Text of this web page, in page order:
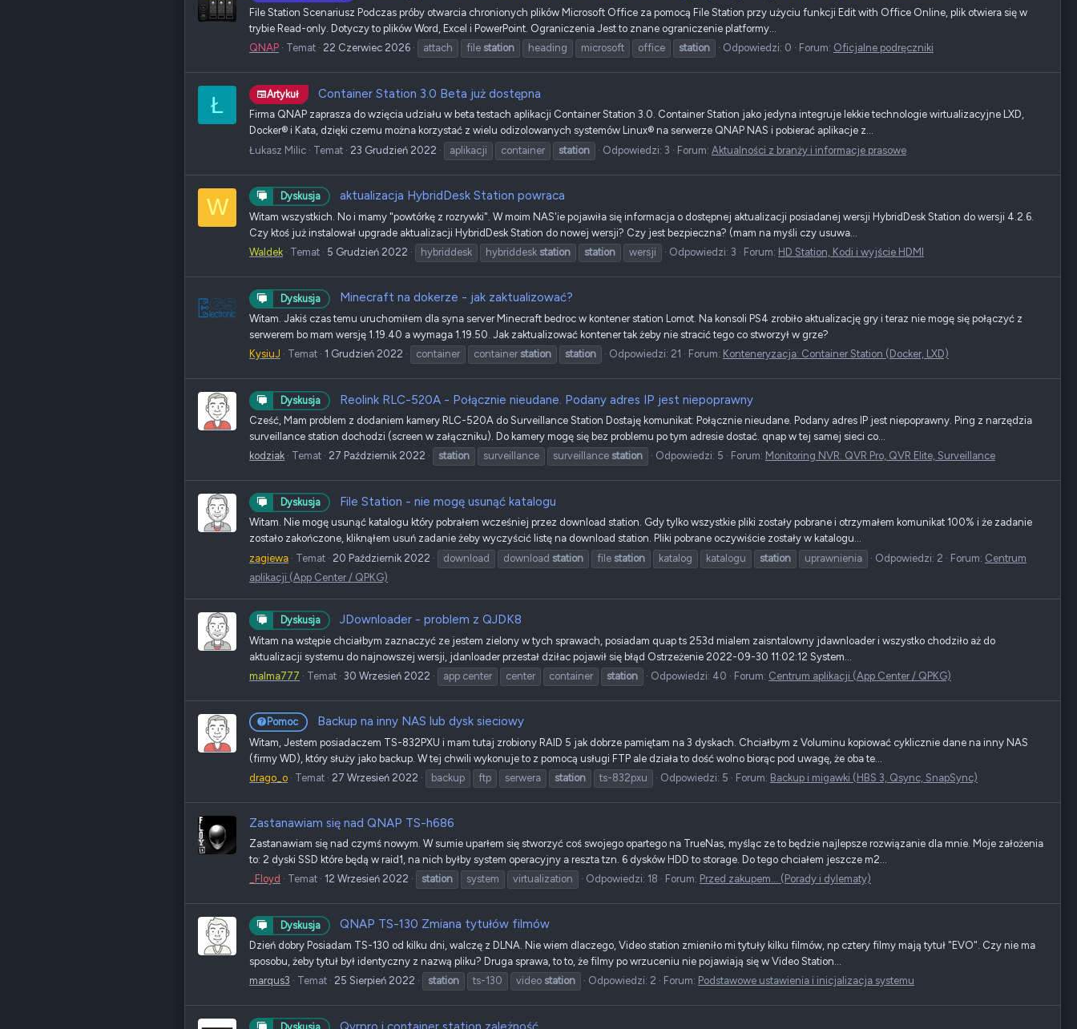
File Station Scenariusz Podczas próby otwarcia chronionych plików Microsoft Office za pomocą File Station przy użyciu funkcji Edit with Office Online, plik otwiera się w
trybie Read-only. Dotyczy to plików Word, Excel i PowerPoint. Ograniczenia Jest to znane ograniczenie platformy...
QNAP
Temat 22 Czerwiec 2026 attach file station heading microsoft office station Odpowiedzi: 0 Forum: Oficjalne podręczniki
Ł Artykuł Container Station 3.0 Beta już dostępna
Firma QNAP zaprasza do wzięcia udziału w beta testach aplikacji Container Station 3.0. Container Station jako jedyna integruje lekkie technologie wirtualizacyjne LXD,
Docker® i Kata, dzięki czemu można korzystać z wielu odizolowanych systemów Linux® na serwerze QNAP NAS i pobierać aplikacje z...
Łukasz Milic
Temat 23 Grudzień 2022 aplikacji container station Odpowiedzi: 3 Forum: Aktualności z branży i informacje prasowe
W Dyskusja aktualizacja HybridDesk Station powraca
Witam wszystkich. No i mamy "powtórkę z rozrywki". W moim NAS'ie pojawiła się informacja o dostępnej aktualizacji posiadanej wersji HybridDesk Station do wersji 4.2.6.
Czy ktoś już instalował upgrade aktualizacji HybridDesk Station do nowej wersji? Czy jest bezpieczna? (mam na myśli czy usuwa...
Waldek
Temat 5 Grudzień 2022 hybriddesk hybriddesk station station wersji Odpowiedzi: 3 Forum: HD Station, Kodi i wyjście HDMI
Dyskusja Minecraft na dokerze - jak zaktualizować?
Witam. Jakiś czas temu uruchomiłem dla syna server Minecraft bedroc w kontener station Lomot. Na konsoli PS4 zrobiło aktualizację gry i teraz nie mogę się połączyć z
serwerem bo mam wersję 1.19.40 a wymaga 1.19.50. Jak zaktualizować kontener tak żeby nie stracić tego co stworzył w grze?
KysiuJ
Temat 1 Grudzień 2022 container container station station Odpowiedzi: 21 Forum: Konteneryzacja: Container Station (Docker, LXD)
Dyskusja Reolink RLC-520A - Połącznie nieudane. Podany adres IP jest niepoprawny
Cześć, Mam problem z dodaniem kamery RLC-520A do Surveillance Station Dostaję komunikat: Połącznie nieudane. Podany adres IP jest niepoprawny. Ping z narzędzia
surveillance station dochodzi (screen w załączniku). Do kamery mogę się bez problemu po tym adresie dostać. qnap w tej samej sieci co...
kodziak
Temat 27 Październik 2022 station surveillance surveillance station Odpowiedzi: 5 Forum: Monitoring NVR: QVR Pro, QVR Elite, Surveillance
Dyskusja File Station - nie mogę usunąć katalogu
Witam. Nie mogę usunąć katalogu który pobrałem wcześniej przez download station. Gdy tylko wszystkie pliki zostały pobrane i otrzymałem komunikat 100% i że zadanie
zostało zakończone, kliknąłem usuń zadanie żeby wyczyścić listę na download station. Pliki pobrane oczywiście zostały w katalogu...
zagiewa
Temat 20 Październik 2022 download download station file station katalog katalogu station uprawnienia Odpowiedzi: 2 Forum: Centrum
aplikacji (App Center / QPKG)
Dyskusja JDownloader - problem z QJDK8
Witam na wstępie chciałbym zaznaczyć ze jestem zielony w tych sprawach, posiadam quap ts 253d mialem zaisntalowny jdawnloader i wszystko chodziło aż do
aktualizacji systemu do najnowszej wersji, jdanloader przestał dziłac pojawił się błąd Ostrzeżenie 2022-09-30 11:02:12 System...
malma777
Temat 30 Wrzesień 2022 app center center container station Odpowiedzi: 40 Forum: Centrum aplikacji (App Center / QPKG)
Pomoc Backup na inny NAS lub dysk sieciowy
Witam, Jestem posiadaczem TS-832PXU i mam tutaj zrobiony RAID 5 jak dobrze pamiętam na 3 dyskach. Chciałbym z Voluminu kopiować cyklicznie dane na inny NAS
(firmy WD), który służy jako backup. W tej chwili wykonuje to z pomocą usługi FTP ale działa to dość wolno biorąc pod uwagę, że oba te...
drago_o
Temat 27 Wrzesień 2022 backup ftp serwera station ts-832pxu Odpowiedzi: 5 Forum: Backup i migawki (HBS 3, Qsync, SnapSync)
Zastanawiam się nad QNAP TS-h686
Zastanawiam się nad czymś nowym. W sumie uparłem się stworzyć coś swojego opartego na TrueNas, myśląc ze to będzie najlepsze rozwiązanie dla mnie. Moje założenia
to: 2 dyski SSD które będą w raid1, na nich byłby system operacyjny a reszta tzn. 6 dysków HDD to storage. Do tego chciałem jeszcze m2...
_Floyd
Temat 12 Wrzesień 2022 station system virtualization Odpowiedzi: 18 Forum: Przed zakupem... (Porady i dylematy)
Dyskusja QNAP TS-130 Zmiana tytułów filmów
Dzień dobry Posiadam TS-130 od kilku dni, walczę z DLNA. Nie wiem dlaczego, Video station zmieniło mi tytuły kilku filmów, np cztery filmy mają tytuł "EVO". Czy nie ma
sposobu, żeby tytuł był identyczny z nazwą pliku? Druga sprawa, to to, że filmy po wrzuceniu nie pojawiają się w Video Station...
marqus3
Temat 25 Sierpień 2022 station ts-130 video station Odpowiedzi: 2 Forum: Podstawowe ustawienia i inicjalizacja systemu